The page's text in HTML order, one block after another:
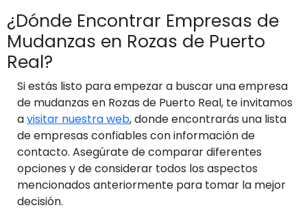
¿Dónde Encontrar Empresas de
Mudanzas en Rozas de Puerto
Real?
Si estás listo para empezar a buscar una empresa
de mudanzas en Rozas de Puerto Real, te invitamos
avisitar nuestra web, donde encontrarás una lista
de empresas confiables con información de
contacto. Asegúrate de comparar diferentes
opciones y de considerar todos los aspectos
mencionados anteriormente para tomar la mejor
decisión.